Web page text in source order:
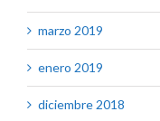
marzo 2019
enero 2019
diciembre 2018